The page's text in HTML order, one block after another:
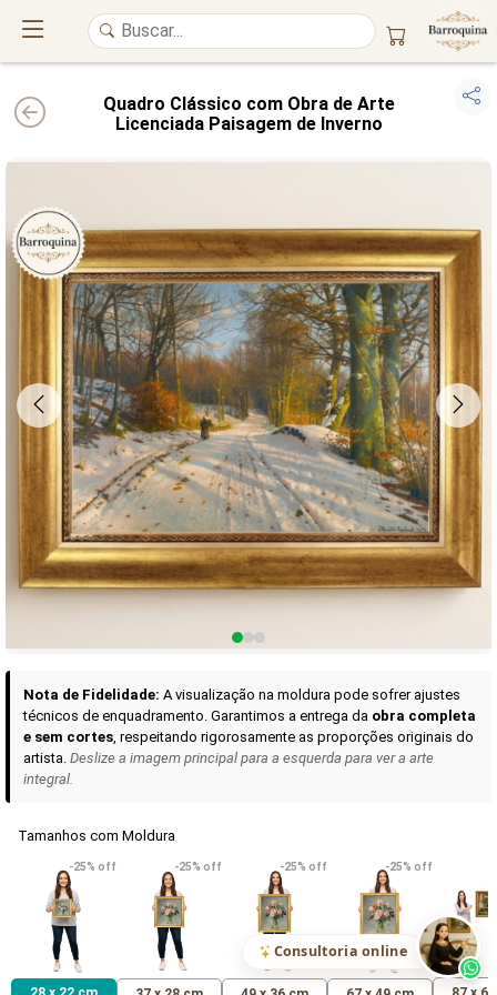
UM ATELIÊ 100% FINE ART
Trazemos a imponência dasmaiores obras de arte do mundopara o
alto padrão da sua casa. Nosso acervo reúne a genialidade degrandes
pintores renomados, resgatandoartes reais e o requinte inconfundível
das obras doséculo XIX . Produção artesanal emCanvas 100% Algodão
,
molduras emMadeira Maciçae impressão comPigmentação Mineral
QUALIDADE DE MUSEU GARANTIA ETERNA
Curadoria das Campanhas
A seleção de obras-primas apresentadas em nossos vídeos nas redes
sociais, reunidas aqui para sua apreciação.
VER DETALHES
Madona de Loreto
R$ 538,42
VER DETALHES
Narciso- caravaggio
R$ 365,92
VER
Maria
uma Rosa
R$ 365,92
Consultoria online
Quadro Clássico com Obra de Arte
Licenciada Paisagem de Inverno
Nota de Fidelidade: A visualização na moldura pode sofrer ajustes
técnicos de enquadramento. Garantimos a entrega da obra completa
e sem cortes, respeitando rigorosamente as proporções originais do
artista. Deslize a imagem principal para a esquerda para ver a arte
integral.
Tamanhos com Moldura
-25% off -25% off -25% off -25% off